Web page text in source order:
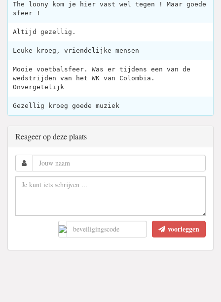
The loony kom je hier vast wel tegen ! Maar goede
sfeer !
Altijd gezellig.
Leuke kroeg, vriendelijke mensen
Mooie voetbalsfeer. Was er tijdens een van de
wedstrijden van het WK van Colombia.
Onvergetelijk
Gezellig kroeg goede muziek
Reageer op deze plaats
voorleggen